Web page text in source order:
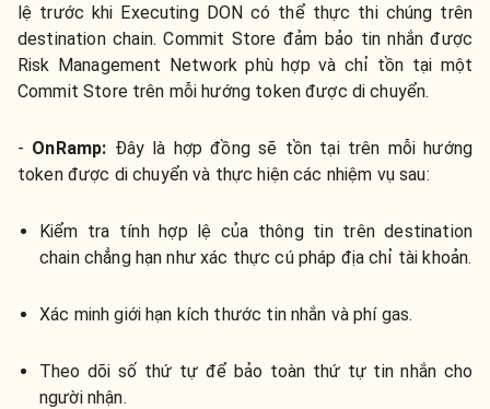
lệ trước khi Executing DON có thể thực thi chúng trên
destination chain. Commit Store đảm bảo tin nhắn được
Risk Management Network phù hợp và chỉ tồn tại một
Commit Store trên mỗi hướng token được di chuyển.
- OnRamp: Đây là hợp đồng sẽ tồn tại trên mỗi hướng
token được di chuyển và thực hiện các nhiệm vụ sau:
Kiểm tra tính hợp lệ của thông tin trên destination
chain chẳng hạn như xác thực cú pháp địa chỉ tài khoản.
Xác minh giới hạn kích thước tin nhắn và phí gas.
Theo dõi số thứ tự để bảo toàn thứ tự tin nhắn cho
người nhận.